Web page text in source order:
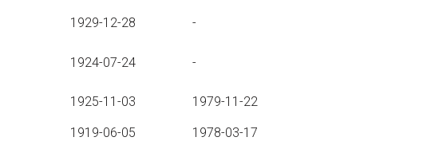
1929-12-28
-
1924-07-24 -
1925-11-03 1979-11-22
1919-06-05 1978-03-17